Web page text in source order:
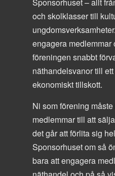
och skolklasser till
engagera medlemmar
föreningen snabbt
näthandelsvanor till
ekonomiskt tillskott.
Ni som förening
medlemmar till att
det går att förlita sig
Sponsorhuset om så
bara att engagera